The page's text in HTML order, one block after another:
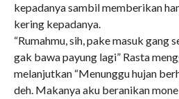
kepadanya sambil memberikan
kering kepadanya.
“Rumahmu, sih, pake masuk gang
gak bawa payung lagi” Rasta
melanjutkan “Menunggu hujan
deh. Makanya aku beranikan